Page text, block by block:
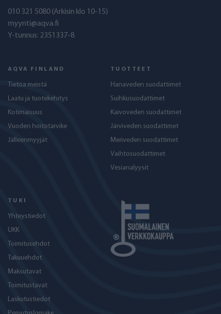
010 321 5080 (Arkisin klo 10-15)
myynti@aqva.fi
Y-tunnus: 2351337-8
AQVA FINLAND
Tietoa meistä
Laatu ja tuotekehitys
Kotimaisuus
Vuoden hoitotarvike
Jälleenmyyjät
TUOTTEET
Hanaveden suodattimet
Suihkusuodattimet
Kaivoveden suodattimet
Järviveden suodattimet
Meriveden suodattimet
Vaihtosuodattimet
Vesianalyysit
TUKI
Yhteystiedot
UKK
Toimitusehdot
Takuuehdot
Maksutavat
Toimitustavat
Laskutustiedot